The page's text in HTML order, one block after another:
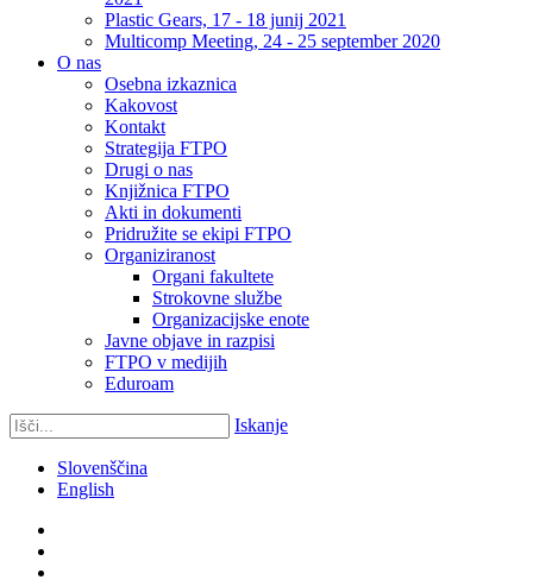
Plastic Gears, 17 - 18 junij 2021
Multicomp Meeting, 24 - 25 september 2020
O nas
Osebna izkaznica
Kakovost
Kontakt
Strategija FTPO
Drugi o nas
Knjižnica FTPO
Akti in dokumenti
Pridružite se ekipi FTPO
Organiziranost
Organi fakultete
Strokovne službe
Organizacijske enote
Javne objave in razpisi
FTPO v medijih
Eduroam
Iskanje
Slovenščina
English